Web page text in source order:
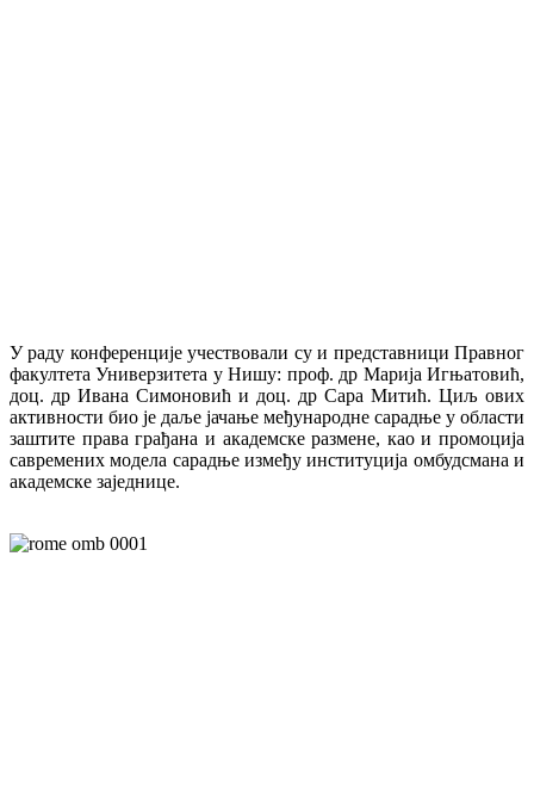
У раду конференције учествовали су и представници Правног
факултета Универзитета у Нишу: проф. др Марија Игњатовић,
доц. др Ивана Симоновић и доц. др Сара Митић. Циљ ових
активности био је даље јачање међународне сарадње у области
заштите права грађана и академске размене, као и промоција
савремених модела сарадње између институција омбудсмана и
академске заједнице.